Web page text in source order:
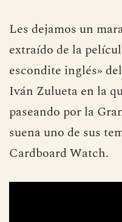
Les dejamos un
extraído de la
escondite inglés»
Iván Zulueta en la
paseando por la
suena uno de sus
Cardboard Watch.